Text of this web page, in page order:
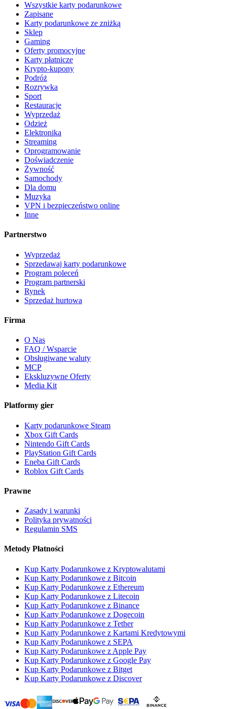
Wszystkie karty podarunkowe
Zapisane
Karty podarunkowe ze zniżką
Sklep
Gaming
Oferty promocyjne
Karty płatnicze
Krypto-kupony
Podróż
Rozrywka
Sport
Restauracje
Wyprzedaż
Odzież
Elektronika
Streaming
Oprogramowanie
Doświadczenie
Żywność
Samochody
Dla domu
Muzyka
VPN i bezpieczeństwo online
Inne
Partnerstwo
Wyprzedaż
Sprzedawaj karty podarunkowe
Program poleceń
Program partnerski
Rynek
Sprzedaż hurtowa
Firma
O Nas
FAQ / Wsparcie
Obsługiwane waluty
MCP
Ekskluzywne Oferty
Media Kit
Platformy gier
Karty podarunkowe Steam
Xbox Gift Cards
Nintendo Gift Cards
PlayStation Gift Cards
Eneba Gift Cards
Roblox Gift Cards
Prawne
Zasady i warunki
Polityka prywatności
Regulamin SMS
Metody Płatności
Kup Karty Podarunkowe z Kryptowalutami
Kup Karty Podarunkowe z Bitcoin
Kup Karty Podarunkowe z Ethereum
Kup Karty Podarunkowe z Litecoin
Kup Karty Podarunkowe z Binance
Kup Karty Podarunkowe z Dogecoin
Kup Karty Podarunkowe z Tether
Kup Karty Podarunkowe z Kartami Kredytowymi
Kup Karty Podarunkowe z SEPA
Kup Karty Podarunkowe z Apple Pay
Kup Karty Podarunkowe z Google Pay
Kup Karty Podarunkowe z Bitget
Kup Karty Podarunkowe z Discover